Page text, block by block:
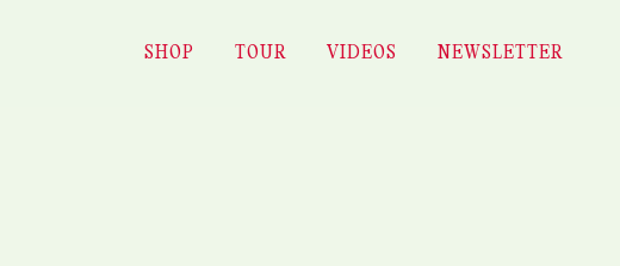
SHOP TOUR VIDEOS NEWSLETTER